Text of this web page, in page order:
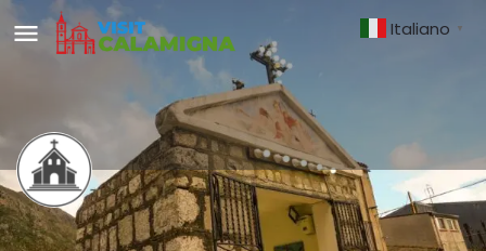
Cappella di Santa Croce
Italiano ▼